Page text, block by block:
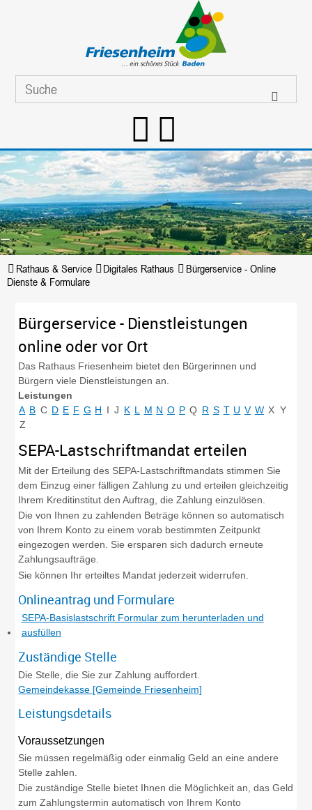
Rathaus & Service Digitales Rathaus
Bürgerservice - Online
Dienste & Formulare
Bürgerservice - Dienstleistungen
online oder vor Ort
Das Rathaus Friesenheim bietet den Bürgerinnen und
Bürgern viele Dienstleistungen an.
Leistungen
A B C D E F G H I J K L M N O P Q R S T U V W X Y
Z
SEPA-Lastschriftmandat erteilen
Mit der Erteilung des SEPA-Lastschriftmandats stimmen Sie
dem Einzug einer fälligen Zahlung zu und erteilen gleichzeitig
Ihrem Kreditinstitut den Auftrag, die Zahlung einzulösen.
Die von Ihnen zu zahlenden Beträge können so automatisch
von Ihrem Konto zu einem vorab bestimmten Zeitpunkt
eingezogen werden. Sie ersparen sich dadurch erneute
Zahlungsaufträge.
Sie können Ihr erteiltes Mandat jederzeit widerrufen.
Onlineantrag und Formulare
SEPA-Basislastschrift Formular zum herunterladen und
ausfüllen
Zuständige Stelle
Die Stelle, die Sie zur Zahlung auffordert.
Gemeindekasse [Gemeinde Friesenheim]
Leistungsdetails
Voraussetzungen
Sie müssen regelmäßig oder einmalig Geld an eine andere
Stelle zahlen.
Die zuständige Stelle bietet Ihnen die Möglichkeit an, das Geld
zum Zahlungstermin automatisch von Ihrem Konto